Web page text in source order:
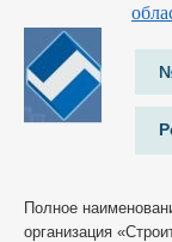
Полное
организация